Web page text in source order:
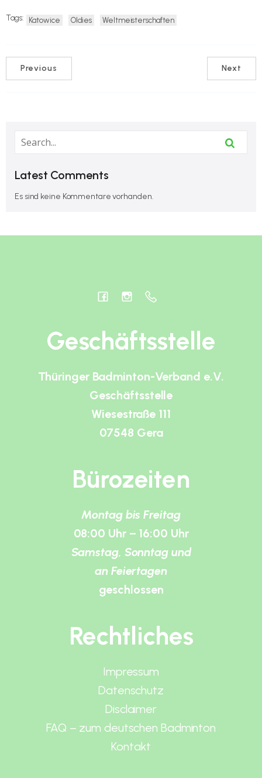
Tags: Katowice Oldies Weltmeisterschaften
Previous Next
Latest Comments
Es sind keine Kommentare vorhanden.
Geschäftsstelle
Thüringer Badminton-Verband e.V.
Geschäftsstelle
Wiesestraße 111
07548 Gera
Bürozeiten
Montag bis Freitag
08:00 Uhr – 16:00 Uhr
Samstag, Sonntag und
an Feiertagen
geschlossen
Rechtliches
Impressum
Datenschutz
Disclaimer
FAQ – zum deutschen Badminton
Kontakt